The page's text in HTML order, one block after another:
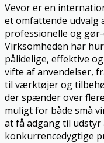
Vevor er en
et omfattende udvalg
professionelle og
Virksomheden har
pålidelige, effektive
vifte af anvendelser,
til værktøjer og
der spænder over
muligt for både små
at få adgang til
konkurrencedygtige